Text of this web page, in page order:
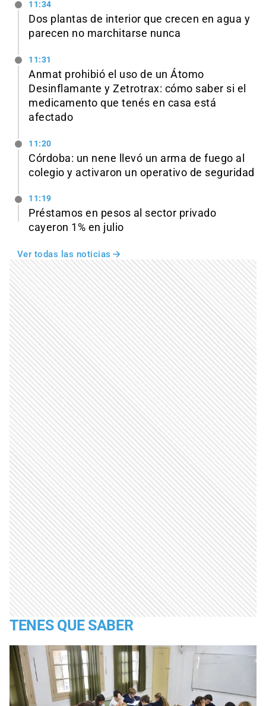
11:34
Dos plantas de interior que crecen en agua y
parecen no marchitarse nunca
11:31
Anmat prohibió el uso de un Átomo
Desinflamante y Zetrotrax: cómo saber si el
medicamento que tenés en casa está
afectado
11:20
Córdoba: un nene llevó un arma de fuego al
colegio y activaron un operativo de seguridad
11:19
Préstamos en pesos al sector privado
cayeron 1% en julio
Ver todas las noticias
TENES QUE SABER